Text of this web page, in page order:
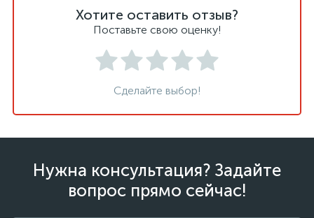
Хотите оставить отзыв?
Поставьте свою оценку!
Сделайте выбор!
Нужна консультация? Задайте
вопрос прямо сейчас!